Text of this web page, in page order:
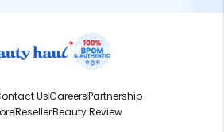
UsCareersPartnership
ResellerBeauty Review